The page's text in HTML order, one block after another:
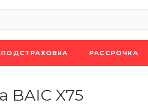
ПОДСТРАХОВКА РАССРОЧКА
BAIC X75